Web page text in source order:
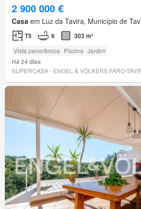
2 900 000 €
Casa em Luz da Tavira, Município de
T5 6 303 m²
Vista panorâmica Piscina Jardim
Há 24 dias
SUPERCASA - ENGEL & VÖLKERS FARO-